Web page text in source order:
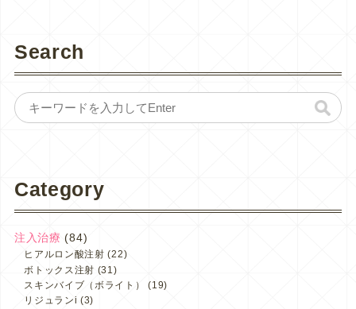
Search
Category
注入治療 (84)
ヒアルロン酸注射 (22)
ボトックス注射 (31)
スキンバイブ（ボライト）
(19)
リジュランi (3)